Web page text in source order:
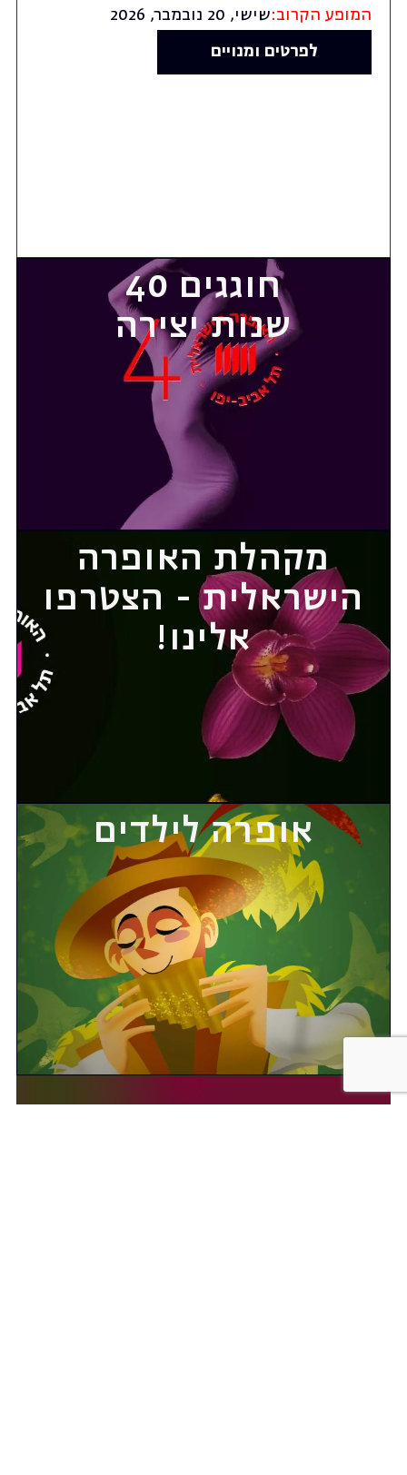
המופע הקרוב:שישי, 20 נובמבר, 2026
לפרטים ומנויים
חוגגים 40
שנות יצירה
מקהלת האופרה
הישראלית - הצטרפו
אלינו!
אופרה לילדים